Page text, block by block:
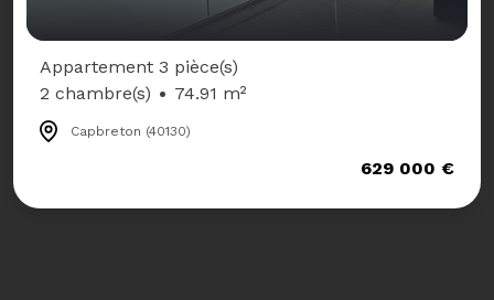
Appartement 3 pièce(s)
2 chambre(s)
74.91 m²
Capbreton (40130)
629 000 €